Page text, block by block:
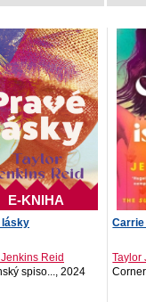
E-KNIHA
lásky
Reid
spiso..., 2024
Taylor